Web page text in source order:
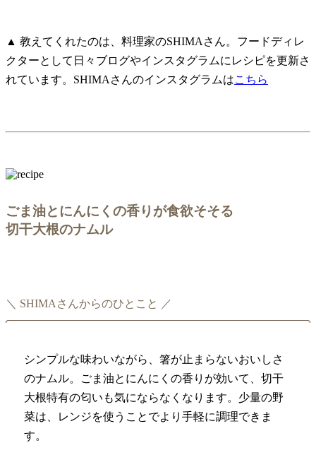
▲ 教えてくれたのは、料理家のSHIMAさん。フードディレ
クターとして日々ブログやインスタグラムにレシピを更新さ
れています。SHIMAさんのインスタグラムはこちら
ごま油とにんにくの香りが食欲そそる
切干大根のナムル
＼ SHIMAさんからのひとこと ／
シンプルな味わいながら、箸が止まらないおいしさ
のナムル。ごま油とにんにくの香りが効いて、切干
大根特有の匂いも気にならなくなります。少量の野
菜は、レンジを使うことでより手軽に調理できま
す。